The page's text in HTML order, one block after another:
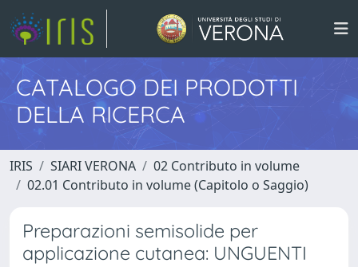
CATALOGO DEI PRODOTTI
DELLA RICERCA
IRIS SIARI VERONA
02 Contributo in volume
02.01 Contributo in volume (Capitolo o Saggio)
Preparazioni semisolide per
applicazione cutanea: UNGUENTI